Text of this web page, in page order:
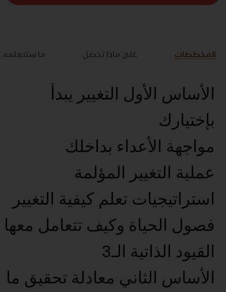
المخططات علي ماذا تحصل ما ستتعلمه
الأساس الأول التغيير يبدأ
بإختيارك
مواجهة الأعداء بداخلك
عملية التغيير المؤلمة
استراتيجيات تعلم كيفية التغيير
فصول الحياة وكيف تتعامل معها
القيود الذاتية الـ3
الأساس الثاني معادلة تحقيق ما